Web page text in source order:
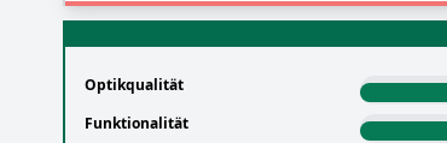
Optikqualität
Funktionalität